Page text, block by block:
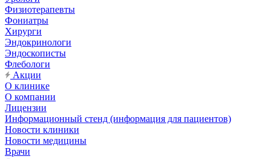
Физиотерапевты
Фониатры
Хирурги
Эндокринологи
Эндоскописты
Флебологи
Акции
О клинике
О компании
Лицензии
Информационный стенд (информация для пациентов)
Новости клиники
Новости медицины
Врачи